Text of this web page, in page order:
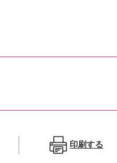
印刷する